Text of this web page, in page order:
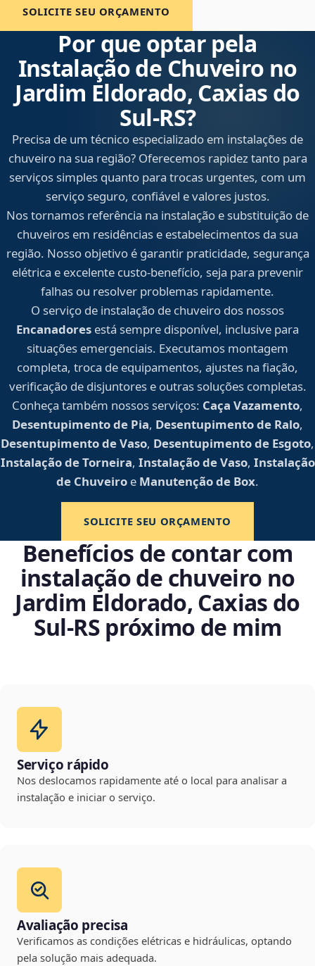
SOLICITE SEU ORÇAMENTO
Por que optar pela
Instalação de Chuveiro no
Jardim Eldorado, Caxias do
Sul‑RS?
Precisa de um técnico especializado em instalações de
chuveiro na sua região? Oferecemos rapidez tanto para
serviços simples quanto para trocas urgentes, com um
serviço seguro, confiável e valores justos.
Nos tornamos referência na instalação e substituição de
chuveiros em residências e estabelecimentos da sua
região. Nosso objetivo é garantir praticidade, segurança
elétrica e excelente custo-benefício, seja para prevenir
falhas ou resolver problemas rapidamente.
O serviço de instalação de chuveiro dos nossos
Encanadores está sempre disponível, inclusive para
situações emergenciais. Executamos montagem
completa, troca de equipamentos, ajustes na fiação,
verificação de disjuntores e outras soluções completas.
Conheça também nossos serviços: Caça Vazamento,
Desentupimento de Pia, Desentupimento de Ralo,
Desentupimento de Vaso, Desentupimento de Esgoto,
Instalação de Torneira, Instalação de Vaso, Instalação
de Chuveiro e Manutenção de Box.
SOLICITE SEU ORÇAMENTO
Benefícios de contar com
instalação de chuveiro no
Jardim Eldorado, Caxias do
Sul‑RS próximo de mim
Serviço rápido
Nos deslocamos rapidamente até o local para analisar a
instalação e iniciar o serviço.
Avaliação precisa
Verificamos as condições elétricas e hidráulicas, optando
pela solução mais adequada.